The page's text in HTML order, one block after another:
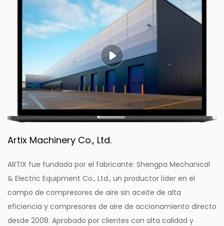
Artix Machinery Co., Ltd.
ARTIX fue fundada por el fabricante: Shengpa Mechanical
& Electric Equipment Co., Ltd., un productor líder en el
campo de compresores de aire sin aceite de alta
eficiencia y compresores de aire de accionamiento directo
desde 2008. Aprobado por clientes con alta calidad y